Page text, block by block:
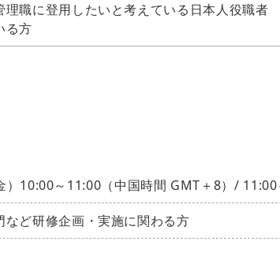
理職に登用したいと考えている日本人役職者
る方
10:00～11:00（中国時間 GMT＋8）/ 11:00
ど研修企画・実施に関わる方